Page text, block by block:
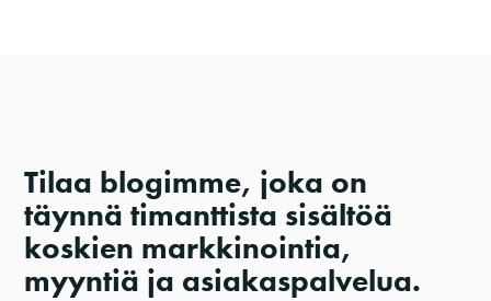
Tilaa blogimme, joka on
täynnä timanttista sisältöä
koskien markkinointia,
myyntiä ja asiakaspalvelua.